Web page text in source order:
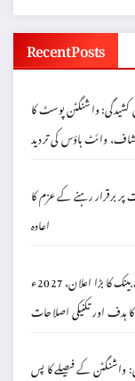
Recent Posts
کشیدگی: واشنگٹن پوسٹ کا
وائٹ ہاؤس کی تردید
پر برقرار رہنے کے عزم کا
اعادہ
پاکستان میں سود سے پاک اسلامی مالیاتی نظام کا نفاذ: اسٹیٹ بینک کا بڑا اعلان، 2027ء
کا ہدف اور تکنیکی اصلاحات
واشنگٹن کے فیصلے کا پس